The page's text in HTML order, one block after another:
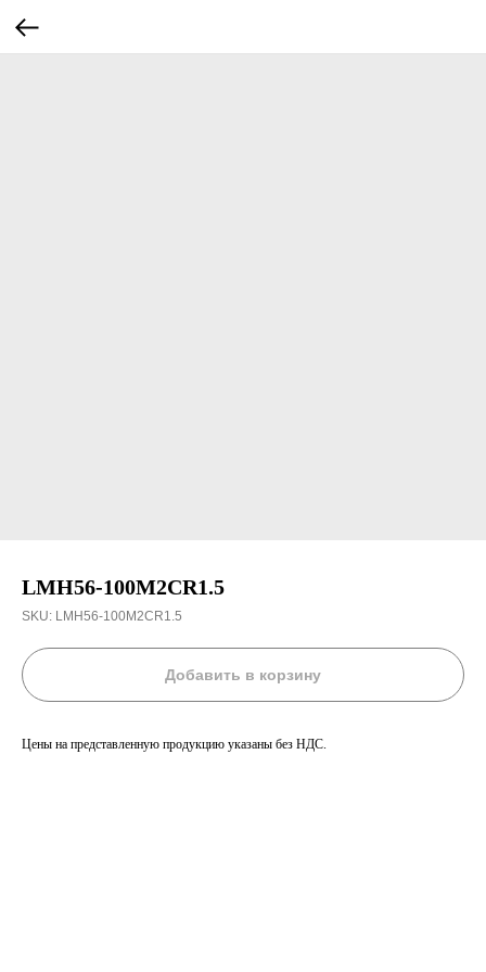
LMH56-100M2CR1.5
SKU: LMH56-100M2CR1.5
Добавить в корзину
Цены на представленную продукцию указаны без НДС.